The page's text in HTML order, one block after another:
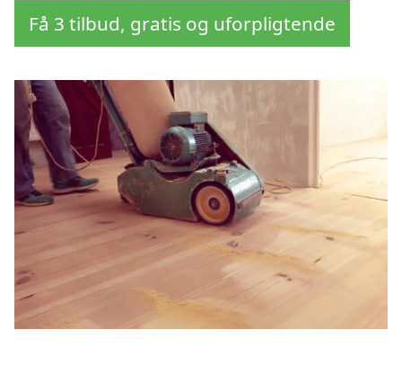
Få 3 tilbud, gratis og uforpligtende